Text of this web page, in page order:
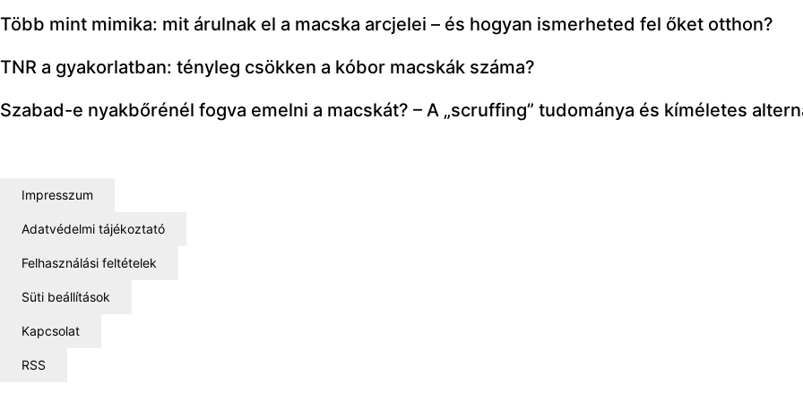
Több mint mimika: mit árulnak el a macska arcjelei – és hogyan ismerheted fel őket otthon?
TNR a gyakorlatban: tényleg csökken a kóbor macskák száma?
Szabad-e nyakbőrénél fogva emelni a macskát? – A „scruffing” tudománya és kíméletes
Impresszum
Adatvédelmi tájékoztató
Felhasználási feltételek
Süti beállítások
Kapcsolat
RSS